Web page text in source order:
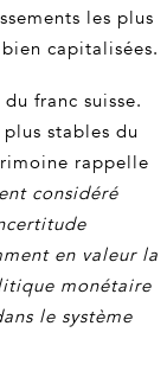
les plus
capitalisées.
franc suisse.
stables du
rappelle
considéré
en valeur la
monétaire
le système